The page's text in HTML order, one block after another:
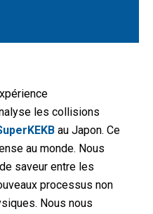
les collisions
au Japon. Ce
au monde. Nous
saveur entre les
processus non
Nous nous